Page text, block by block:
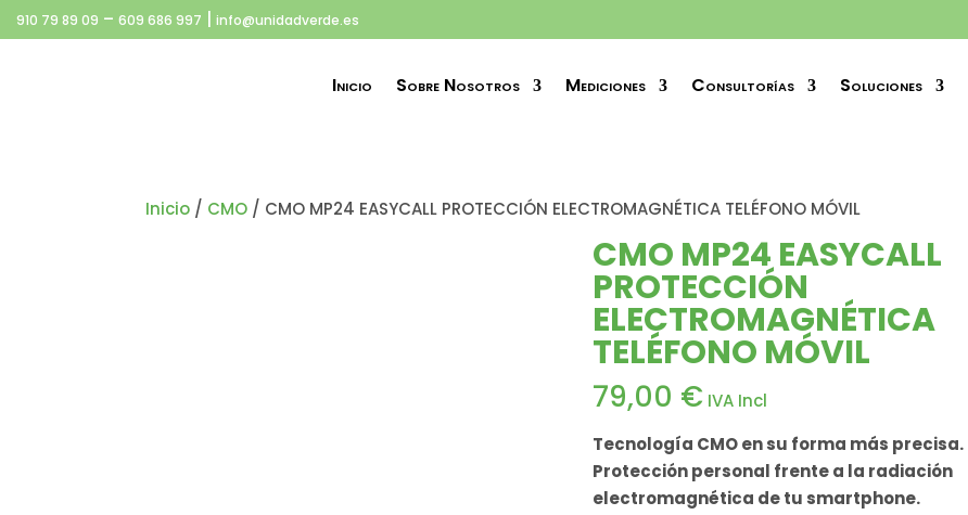
910 79 89 09 – 609 686 997 info@unidadverde.es
Inicio Sobre Nosotros Mediciones Consultorías Soluciones
Inicio / CMO / CMO MP24 EASYCALL PROTECCIÓN ELECTROMAGNÉTICA TELÉFONO MÓVIL
CMO MP24 EASYCALL
PROTECCIÓN
ELECTROMAGNÉTICA
TELÉFONO MÓVIL
79,00 € IVA Incl
Tecnología CMO en su forma más precisa.
Protección personal frente a la radiación
electromagnética de tu smartphone.